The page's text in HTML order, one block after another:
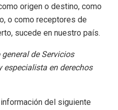
origen o destino, como
o como receptores de
sucede en nuestro país.
de Servicios
en derechos
del siguiente